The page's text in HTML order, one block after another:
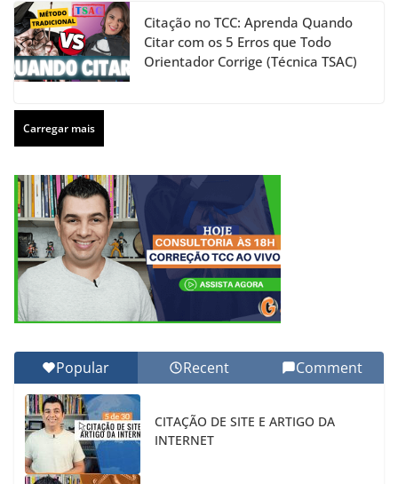
Citação no TCC: Aprenda Quando
Citar com os 5 Erros que Todo
Orientador Corrige (Técnica TSAC)
Carregar mais
Popular Recent Comment
CITAÇÃO DE SITE E ARTIGO DA
INTERNET